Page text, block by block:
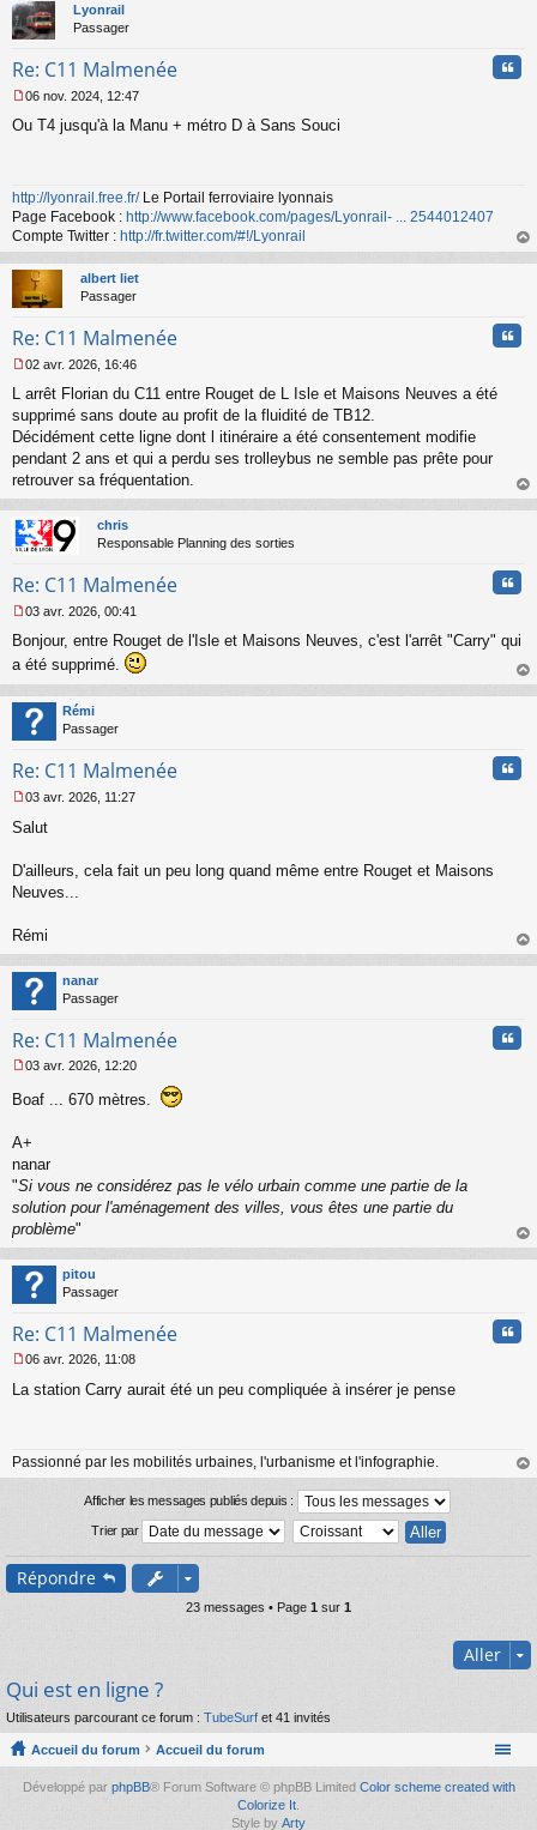
Lyonrail
Passager
Re: C11 Malmenée
e
g
e
n
o
n
l
u
06 nov. 2024, 12:47
Ou T4 jusqu'à la Manu + métro D à Sans Souci
http://lyonrail.free.fr/Le Portail ferroviaire lyonnais
Page Facebook : http://www.facebook.com/pages/Lyonrail- ... 2544012407
Compte Twitter : http://fr.twitter.com/#!/Lyonrail
au
albert liet
Passager
Re: C11 Malmenée
e
s
s
g
e
n
o
n
l
02 avr. 2026, 16:46
L arrêt Florian du C11 entre Rouget de L Isle et Maisons Neuves a été
supprimé sans doute au profit de la fluidité de TB12.
Décidément cette ligne dont l itinéraire a été consentement modifie
pendant 2 ans et qui a perdu ses trolleybus ne semble pas prête pour
retrouver sa fréquentation.
au
chris
Responsable Planning des sorties
Re: C11 Malmenée
e
s
a
g
e
o
l
u
03 avr. 2026, 00:41
Bonjour, entre Rouget de l'Isle et Maisons Neuves, c'est l'arrêt "Carry" qui
a été supprimé.
au
Rémi
Passager
Re: C11 Malmenée
e
g
n
o
n
l
u
03 avr. 2026, 11:27
Salut
D'ailleurs, cela fait un peu long quand même entre Rouget et Maisons
Neuves...
Rémi
au
nanar
Passager
Re: C11 Malmenée
e
a
g
e
n
l
u
03 avr. 2026, 12:20
Boaf ... 670 mètres.
A+
nanar
"Si vous ne considérez pas le vélo urbain comme une partie de la
solution pour l'aménagement des villes, vous êtes une partie du
problème"
au
pitou
Passager
Re: C11 Malmenée
e
g
e
u
06 avr. 2026, 11:08
La station Carry aurait été un peu compliquée à insérer je pense
Passionné par les mobilités urbaines, l'urbanisme et l'infographie.
au
Afficher les messages publiés depuis :
Trier par
Répondre
23 messages • Page 1 sur 1
Aller
Qui est en ligne ?
Utilisateurs parcourant ce forum : TubeSurf et 41 invités
Accueil du forum Accueil du forum
Développé par phpBB® Forum Software © phpBB Limited Color scheme created with
Colorize It
Style by Arty